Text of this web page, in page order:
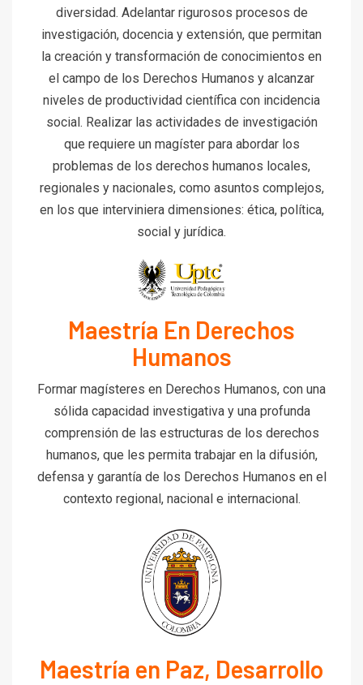
diversidad. Adelantar rigurosos procesos de
investigación, docencia y extensión, que permitan
la creación y transformación de conocimientos en
el campo de los Derechos Humanos y alcanzar
niveles de productividad científica con incidencia
social. Realizar las actividades de investigación
que requiere un magíster para abordar los
problemas de los derechos humanos locales,
regionales y nacionales, como asuntos complejos,
en los que interviniera dimensiones: ética, política,
social y jurídica.
Maestría En Derechos
Humanos
Formar magísteres en Derechos Humanos, con una
sólida capacidad investigativa y una profunda
comprensión de las estructuras de los derechos
humanos, que les permita trabajar en la difusión,
defensa y garantía de los Derechos Humanos en el
contexto regional, nacional e internacional.
Maestría en Paz, Desarrollo